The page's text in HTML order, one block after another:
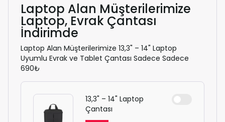
Laptop Alan Müşterilerimize
Laptop, Evrak Çantası
İndirimde
Laptop Alan Müşterilerimize 13,3" – 14" Laptop
Uyumlu Evrak ve Tablet Çantası Sadece Sadece
690₺
13,3" – 14" Laptop
Çantası